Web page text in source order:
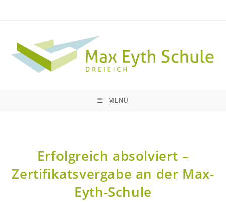
MENÜ
Erfolgreich absolviert –
Zertifikatsvergabe an der Max-
Eyth-Schule